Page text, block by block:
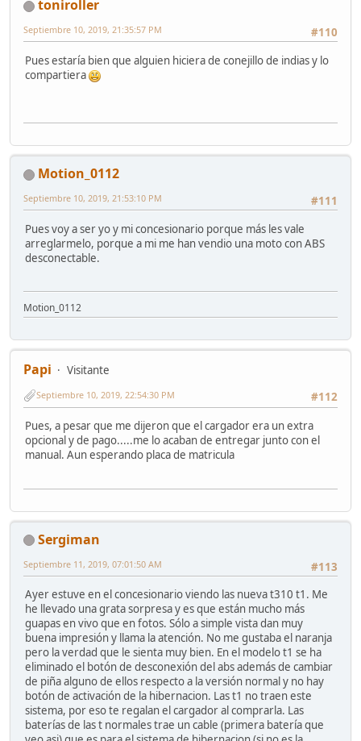
toniroller
#110
Septiembre 10, 2019, 21:35:57 PM
Pues estaría bien que alguien hiciera de conejillo de indias y lo
compartiera
Motion_0112
#111
Septiembre 10, 2019, 21:53:10 PM
Pues voy a ser yo y mi concesionario porque más les vale
arreglarmelo, porque a mi me han vendio una moto con ABS
desconectable.
Motion_0112
Papi
Visitante
#112
Septiembre 10, 2019, 22:54:30 PM
Pues, a pesar que me dijeron que el cargador era un extra
opcional y de pago.....me lo acaban de entregar junto con el
manual. Aun esperando placa de matricula
Sergiman
#113
Septiembre 11, 2019, 07:01:50 AM
Ayer estuve en el concesionario viendo las nueva t310 t1. Me
he llevado una grata sorpresa y es que están mucho más
guapas en vivo que en fotos. Sólo a simple vista dan muy
buena impresión y llama la atención. No me gustaba el naranja
pero la verdad que le sienta muy bien. En el modelo t1 se ha
eliminado el botón de desconexión del abs además de cambiar
de piña alguno de ellos respecto a la versión normal y no hay
botón de activación de la hibernacion. Las t1 no traen este
sistema, por eso te regalan el cargador al comprarla. Las
baterías de las t normales trae un cable (primera batería que